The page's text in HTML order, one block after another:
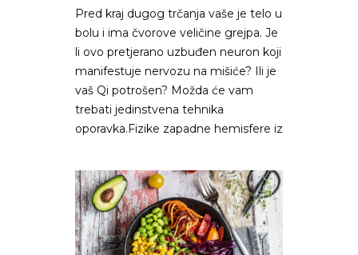
Pred kraj dugog trčanja vaše je telo u
bolu i ima čvorove veličine grejpa. Je
li ovo pretjerano uzbuđen neuron koji
manifestuje nervozu na mišiće? Ili je
vaš Qi potrošen? Možda će vam
trebati jedinstvena tehnika
oporavka.Fizike zapadne hemisfere iz